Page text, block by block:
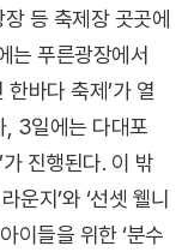
등 축제장 곳곳에
는 푸른광장에서
바다 축제’가 열
, 3일에는 다대포
진행된다. 이 밖
운지’와 ‘선셋 웰니
이들을 위한 ‘분수